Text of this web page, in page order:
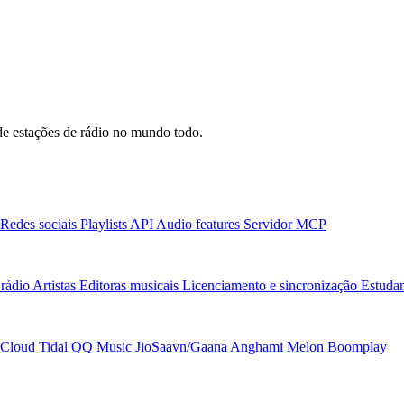
estações de rádio no mundo todo.
Redes sociais Playlists API Audio features Servidor MCP
Artistas Editoras musicais Licenciamento e sincronização
Tidal QQ Music JioSaavn/Gaana Anghami Melon Boomplay